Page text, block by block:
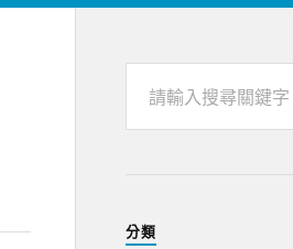
分類